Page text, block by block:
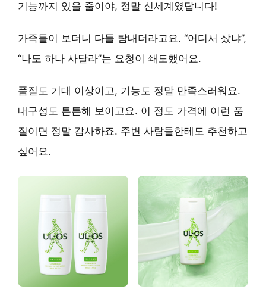
기능까지 있을 줄이야, 정말 신세계였답니다!
가족들이 보더니 다들 탐내더라고요. “어디서 샀냐”,
“나도 하나 사달라”는 요청이 쇄도했어요.
품질도 기대 이상이고, 기능도 정말 만족스러워요.
내구성도 튼튼해 보이고요. 이 정도 가격에 이런 품
질이면 정말 감사하죠. 주변 사람들한테도 추천하고
싶어요.